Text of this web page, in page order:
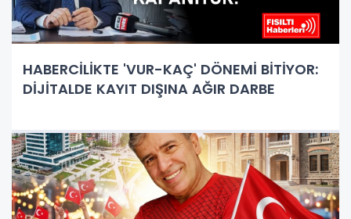
HABERCİLİKTE 'VUR-KAÇ' DÖNEMİ BİTİYOR:
DİJİTALDE KAYIT DIŞINA AĞIR DARBE